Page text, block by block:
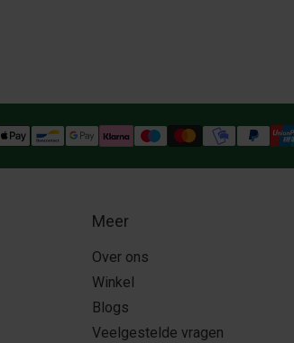
Meer
Over ons
Winkel
Blogs
Veelgestelde vragen